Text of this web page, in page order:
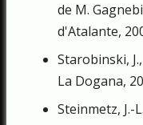
de M.
d'Atalante,
Starobinski,
La Dogana,
Steinmetz, J.-